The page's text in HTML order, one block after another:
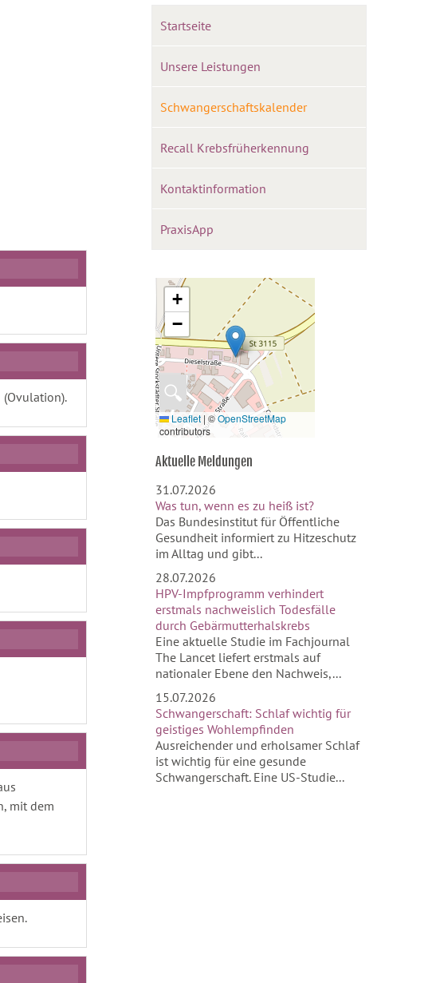
(Ovulation).
mit dem
Startseite
Unsere Leistungen
Schwangerschaftskalender
Recall Krebsfrüherkennung
Kontaktinformation
PraxisApp
🔍
+
−
Leaflet | ©OpenStreetMap
contributors
Aktuelle Meldungen
31.07.2026
Was tun, wenn es zu heiß ist?
Das Bundesinstitut für Öffentliche
Gesundheit informiert zu Hitzeschutz
im Alltag und gibt...
28.07.2026
HPV-Impfprogramm verhindert
erstmals nachweislich Todesfälle
durch Gebärmutterhalskrebs
Eine aktuelle Studie im Fachjournal
The Lancet liefert erstmals auf
nationaler Ebene den Nachweis,...
15.07.2026
Schwangerschaft: Schlaf wichtig für
geistiges Wohlempfinden
Ausreichender und erholsamer Schlaf
ist wichtig für eine gesunde
Schwangerschaft. Eine US-Studie...